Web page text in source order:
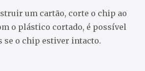
um cartão, corte o chip ao
o plástico cortado, é possível
se o chip estiver intacto.